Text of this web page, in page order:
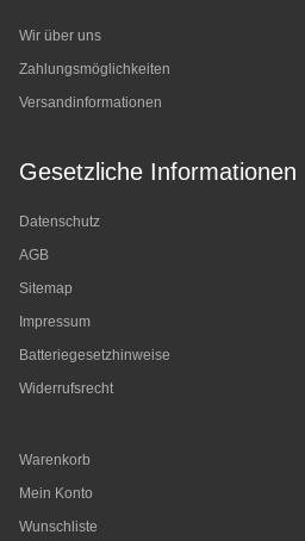
Wir über uns
Zahlungsmöglichkeiten
Versandinformationen
Gesetzliche Informationen
Datenschutz
AGB
Sitemap
Impressum
Batteriegesetzhinweise
Widerrufsrecht
Warenkorb
Mein Konto
Wunschliste